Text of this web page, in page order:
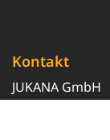
Kontakt
JUKANA GmbH